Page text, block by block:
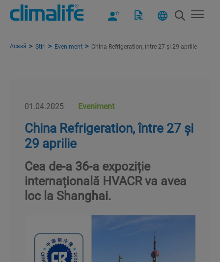
Acasă Știri Eveniment China Refrigeration, între 27 și 29 aprilie
01.04.2025 Eveniment
China Refrigeration, între 27 și
29 aprilie
Cea de-a 36-a expoziție
internațională HVACR va avea
loc la Shanghai.